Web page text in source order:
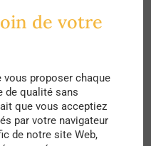
physiquement
le Fook Cheong
le Yick Cheong
fut construit dans
de votre
vous proposer chaque
de qualité sans
que vous acceptiez
par votre navigateur
de notre site Web,